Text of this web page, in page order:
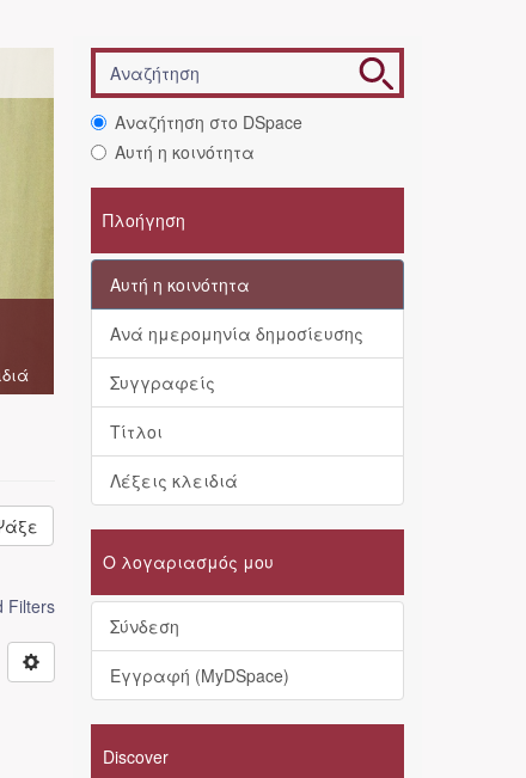
Filters
Αναζήτηση στο DSpace
Αυτή η κοινότητα
Πλοήγηση
Αυτή η κοινότητα
Ανά ημερομηνία δημοσίευσης
Συγγραφείς
Τίτλοι
Λέξεις κλειδιά
Ο λογαριασμός μου
Σύνδεση
Εγγραφή (MyDSpace)
Discover